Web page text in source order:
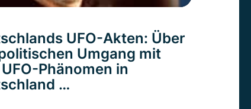
UFO-Akten: Über
Umgang mit
Phänomen in
…